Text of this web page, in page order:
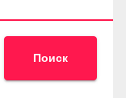
Поиск